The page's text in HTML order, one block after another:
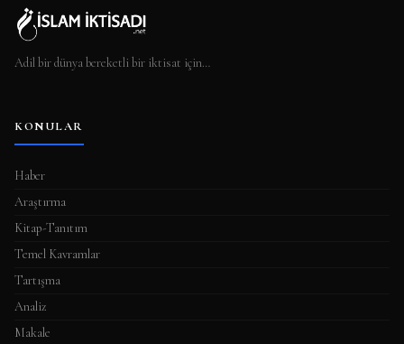
Adil bir dünya bereketli bir iktisat için…
KONULAR
Haber
Araştırma
Kitap-Tanıtım
Temel Kavramlar
Tartışma
Analiz
Makale